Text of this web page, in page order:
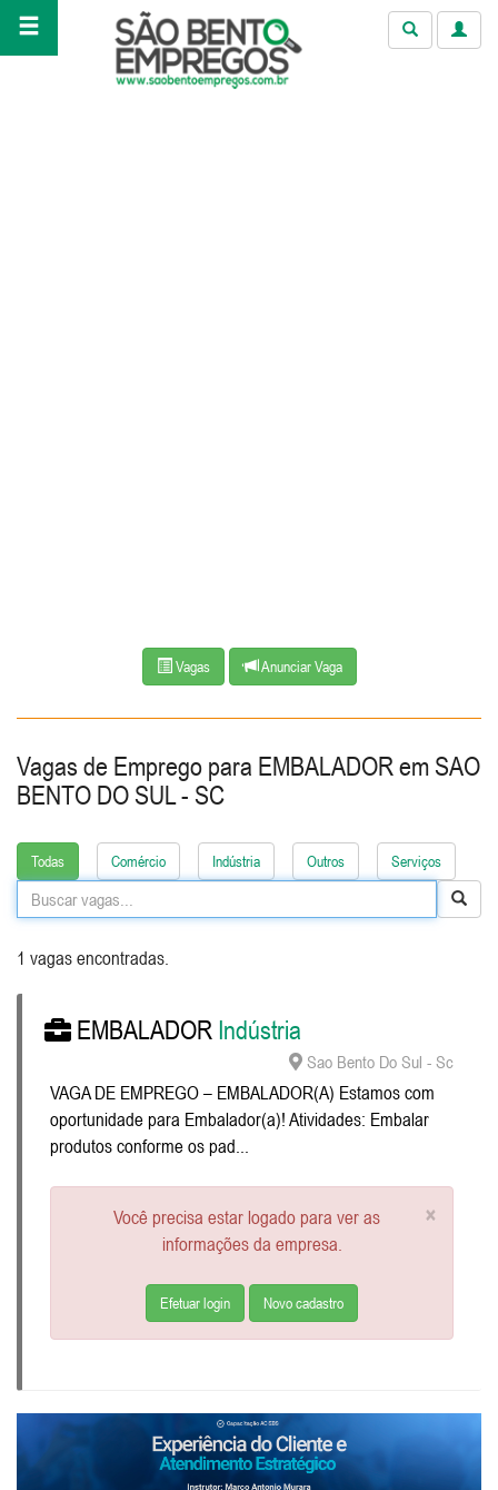
Vagas Anunciar Vaga
Vagas de Emprego para EMBALADORem SAO
BENTO DO SUL - SC
Todas Comércio Indústria Outros Serviços
1 vagas encontradas.
EMBALADOR Indústria
Sao Bento Do Sul - Sc
VAGA DE EMPREGO – EMBALADOR(A) Estamos com
oportunidade para Embalador(a)! Atividades: Embalar
produtos conforme os pad...
×
Você precisa estar logado para ver as
informações da empresa.
Efetuar login Novo cadastro